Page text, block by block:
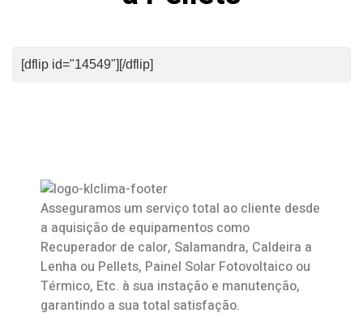
[dflip id="14549"][/dflip]
Asseguramos um serviço total ao cliente desde
a aquisição de equipamentos como
Recuperador de calor, Salamandra, Caldeira a
Lenha ou Pellets, Painel Solar Fotovoltaico ou
Térmico, Etc. à sua instação e manutenção,
garantindo a sua total satisfação.